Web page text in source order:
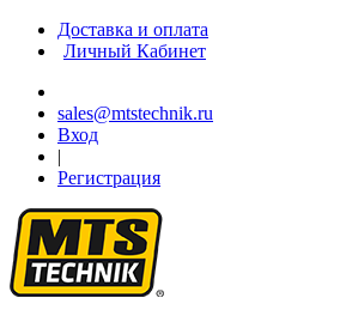
Доставка и оплата
Личный Кабинет
sales@mtstechnik.ru
Вход
|
Регистрация